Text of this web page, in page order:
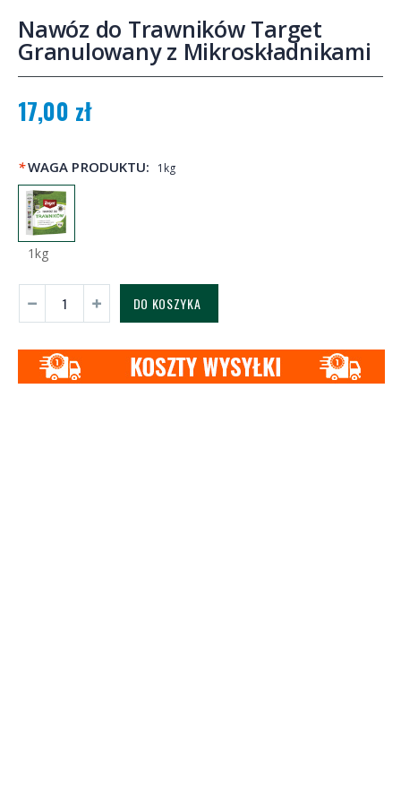
Nawóz do Trawników Target
Granulowany z Mikroskładnikami
17,00 zł
*WAGA PRODUKTU: 1kg
1kg
DO KOSZYKA